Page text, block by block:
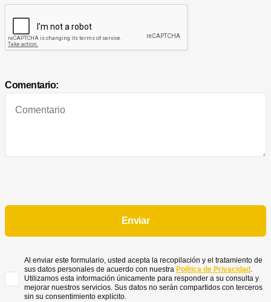
Comentario:
Al enviar este formulario, usted acepta la recopilación y el tratamiento de
sus datos personales de acuerdo con nuestra Política de Privacidad .
Utilizamos esta información únicamente para responder a su consulta y
mejorar nuestros servicios. Sus datos no serán compartidos con terceros
sin su consentimiento explícito.